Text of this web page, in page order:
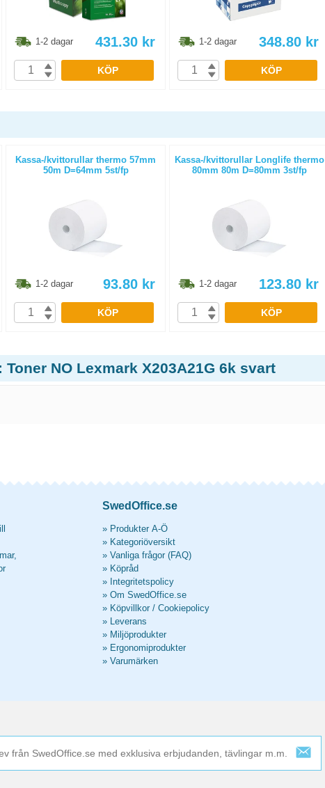
1-2 dagar 431.30 kr
KÖP
1-2 dagar 348.80 kr
KÖP
Kassa-/kvittorullar thermo 57mm
50m D=64mm 5st/fp
1-2 dagar 93.80 kr
KÖP
Kassa-/kvittorullar Longlife thermo
80mm 80m D=80mm 3st/fp
1-2 dagar 123.80 kr
KÖP
NO Lexmark X203A21G 6k svart
SwedOffice.se
» Produkter A-Ö
» Kategoriöversikt
» Vanliga frågor (FAQ)
» Köpråd
» Integritetspolicy
» Om SwedOffice.se
» Köpvillkor / Cookiepolicy
» Leverans
» Miljöprodukter
» Ergonomiprodukter
» Varumärken